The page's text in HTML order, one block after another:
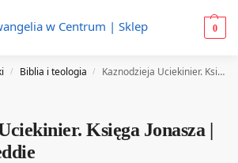
0
/ Biblia i teologia / Kaznodzieja Uciekinier. Księga Jonasza | Gordon J. Keddie
Księga Jonasza |